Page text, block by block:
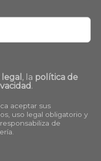
legal , la política de
.
aceptar sus
uso legal obligatorio y
de